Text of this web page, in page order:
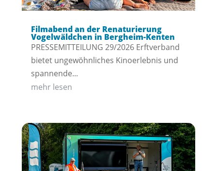
Filmabend an der Renaturierung
Vogelwäldchen in Bergheim-Kenten
PRESSEMITTEILUNG 29/2026 Erftverband
bietet ungewöhnliches Kinoerlebnis und
spannende...
mehr lesen